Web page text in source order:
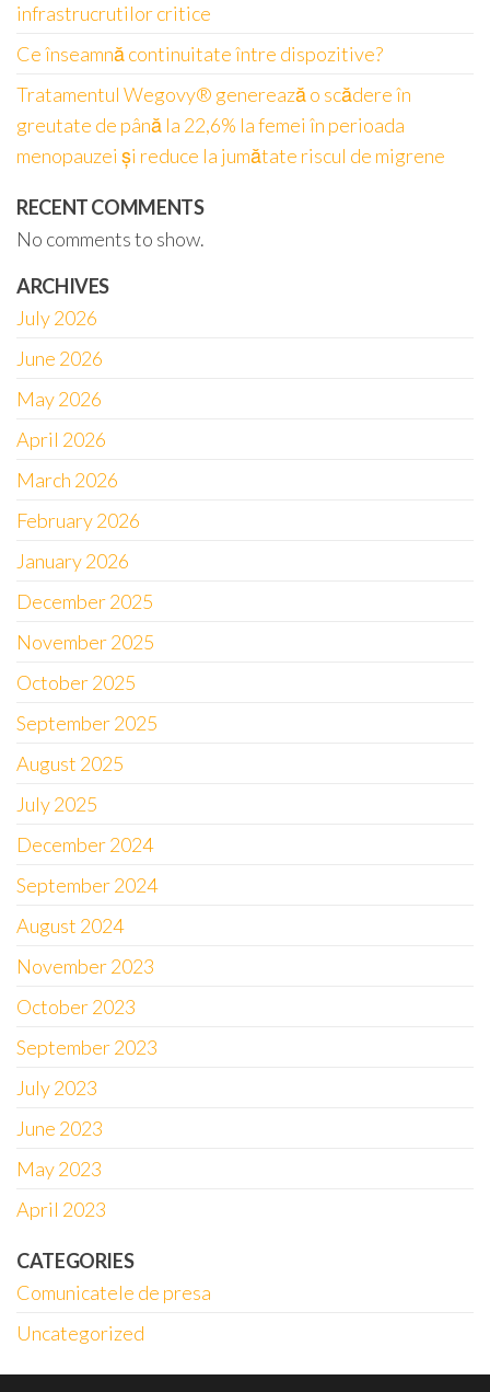
infrastrucrutilor critice
Ce înseamnă continuitate între dispozitive?
Tratamentul Wegovy® generează o scădere în
greutate de până la 22,6% la femei în perioada
menopauzei și reduce la jumătate riscul de migrene
RECENT COMMENTS
No comments to show.
ARCHIVES
July 2026
June 2026
May 2026
April 2026
March 2026
February 2026
January 2026
December 2025
November 2025
October 2025
September 2025
August 2025
July 2025
December 2024
September 2024
August 2024
November 2023
October 2023
September 2023
July 2023
June 2023
May 2023
April 2023
CATEGORIES
Comunicatele de presa
Uncategorized